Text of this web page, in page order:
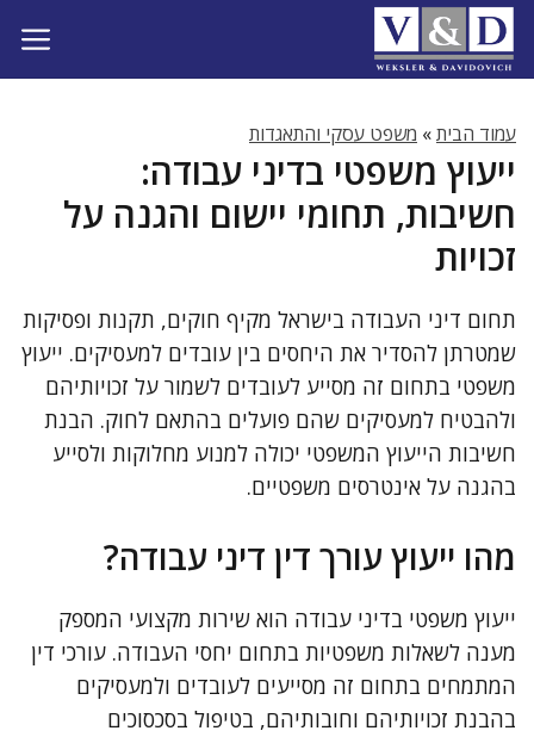
לדלג
לתוכן
עמוד הבית» משפט עסקי והתאגדות
ייעוץ משפטי בדיני עבודה:
חשיבות, תחומי יישום והגנה על
זכויות
תחום דיני העבודה בישראל מקיף חוקים, תקנות ופסיקות
שמטרתן להסדיר את היחסים בין עובדים למעסיקים. ייעוץ
משפטי בתחום זה מסייע לעובדים לשמור על זכויותיהם
ולהבטיח למעסיקים שהם פועלים בהתאם לחוק. הבנת
חשיבות הייעוץ המשפטי יכולה למנוע מחלוקות ולסייע
בהגנה על אינטרסים משפטיים.
מהו ייעוץ עורך דין דיני עבודה?
ייעוץ משפטי בדיני עבודה הוא שירות מקצועי המספק
מענה לשאלות משפטיות בתחום יחסי העבודה. עורכי דין
המתמחים בתחום זה מסייעים לעובדים ולמעסיקים
בהבנת זכויותיהם וחובותיהם, בטיפול בסכסוכים